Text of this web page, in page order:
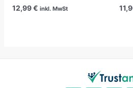
12,99€ inkl. MwSt